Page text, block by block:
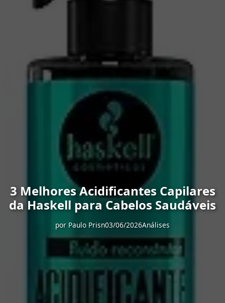
3 Melhores Acidificantes Capilares
da Haskell para Cabelos Saudáveis
por Paulo Prisn03/06/2026Análises